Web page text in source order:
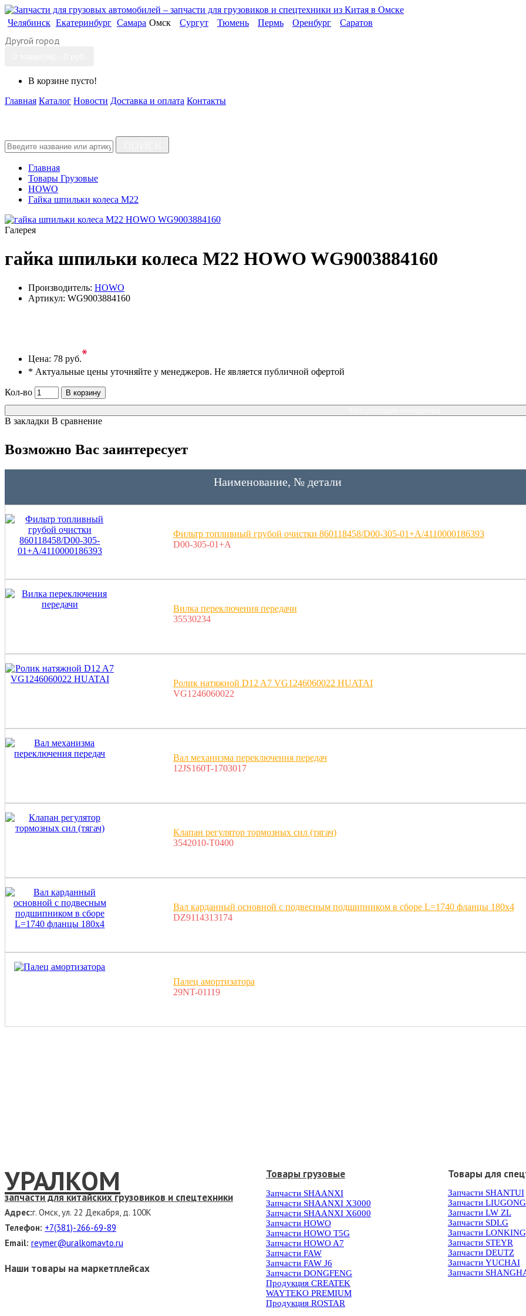
Челябинск Екатеринбург Самара Омск Сургут Тюмень Пермь Оренбург Саратов
Другой город
В корзине пусто!
Главная Каталог Новости Доставка и оплата Контакты
Главная
Товары Грузовые
HOWO
Гайка шпильки колеса M22
Галерея
гайка шпильки колеса M22 HOWO WG9003884160
Производитель: HOWO
Артикул: WG9003884160
Цена: 78 руб.*
* Актуальные цены уточняйте у менеджеров. Не является публичной офертой
Кол-во
В корзину
В закладки В сравнение
Возможно Вас заинтересует
Наименование, № детали
Фильтр топливный грубой очистки 860118458/D00-305-01+A/4110000186393
D00-305-01+A
Вилка переключения передачи
35530234
Ролик натяжной D12 A7 VG1246060022 HUATAI
VG1246060022
Вал механизма переключения передач
12JS160T-1703017
Клапан регулятор тормозных сил (тягач)
3542010-T0400
Вал карданный основной с подвесным подшипником в сборе L=1740 фланцы 180x4
DZ9114313174
Палец амортизатора
29NT-01119
УРАЛКОМ
запчасти для китайских грузовиков и спецтехники
Адрес:г. Омск, ул. 22 Декабря, д. 100К
Телефон: +7(381)-266-69-89
Email: reymer@uralkomavto.ru
Наши товары на маркетплейсах
Товары грузовые
Запчасти SHAANXI
Запчасти SHAANXI X3000
Запчасти SHAANXI X6000
Запчасти HOWO
Запчасти HOWO T5G
Запчасти HOWO A7
Запчасти FAW
Запчасти FAW J6
Запчасти DONGFENG
Продукция CREATEK
WAYTEKO PREMIUM
Продукция ROSTAR
Товары для
Запчасти SHANTUI
Запчасти LIUGONG
Запчасти LW ZL
Запчасти SDLG
Запчасти
Запчасти STEYR
Запчасти DEUTZ
Запчасти YUCHAI
Запчасти